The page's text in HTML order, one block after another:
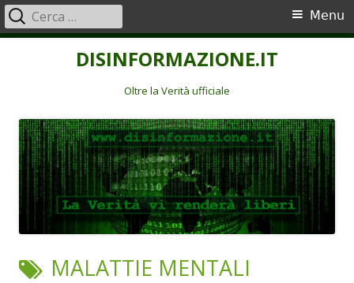
DISINFORMAZIONE.IT
Oltre la Verità ufficiale
Menu
principale
Menu
Ricerca
per:
TAG:
MALATTIE MENTALI